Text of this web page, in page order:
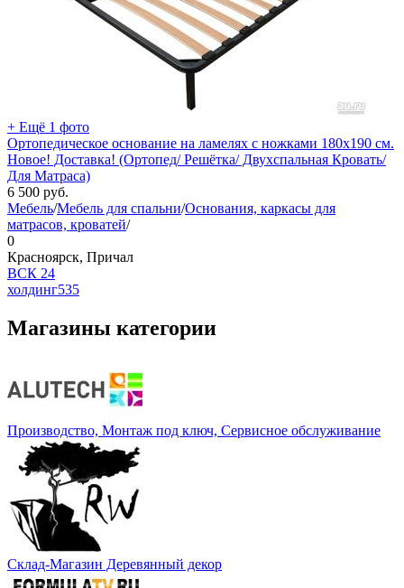
+ Ещё 1 фото
Ортопедическое основание на ламелях с ножками 180х190 см.
Новое! Доставка! (Ортопед/ Решётка/ Двухспальная Кровать/
Для Матраса)
6 500 руб.
Мебель/Мебель для спальни/Основания, каркасы для
матрасов, кроватей/
0
Красноярск, Причал
ВСК 24
холдинг535
Магазины категории
Производство, Монтаж под ключ, Сервисное обслуживание
Склад-Магазин Деревянный декор